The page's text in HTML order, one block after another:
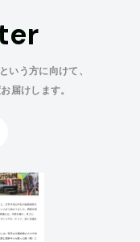
いう方に向けて、
届けします。